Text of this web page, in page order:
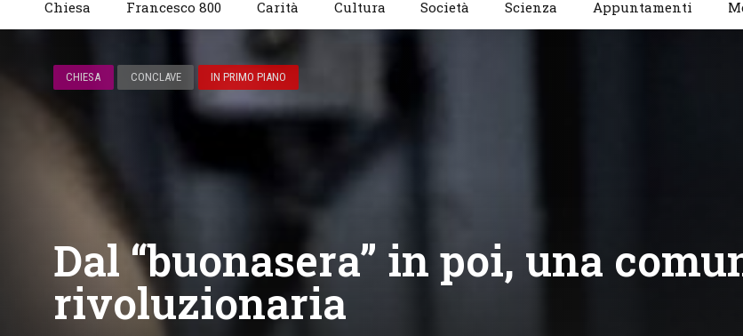
Chiesa Francesco 800 Carità Cultura Società Scienza Appuntamenti
CHIESA CONCLAVE IN PRIMO PIANO
Dal “buonasera” in poi, una
rivoluzionaria